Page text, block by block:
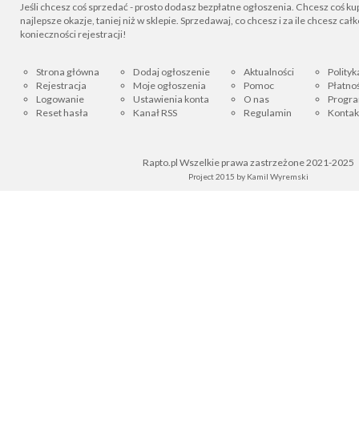
Jeśli chcesz coś sprzedać - prosto dodasz bezpłatne ogłoszenia. Chcesz coś
najlepsze okazje, taniej niż w sklepie. Sprzedawaj, co chcesz i za ile chcesz
konieczności rejestracji!
Strona główna
Rejestracja
Logowanie
Reset hasła
Dodaj ogłoszenie
Moje ogłoszenia
Ustawienia konta
Kanał RSS
Aktualności
Pomoc
O nas
Regulamin
Rapto.pl Wszelkie prawa zastrzeżone 2021-2025
Project 2015 by Kamil Wyremski